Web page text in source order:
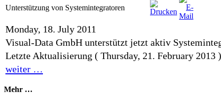
Unterstützung von Systemintegratoren
Monday, 18. July 2011
Visual-Data GmbH unterstützt jetzt aktiv
Letzte Aktualisierung ( Thursday, 21. February 2013 )
weiter …
Mehr …